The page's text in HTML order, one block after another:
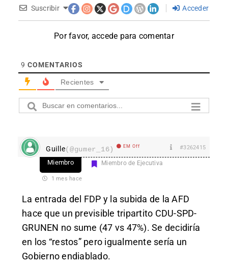
Suscribir Acceder
Por favor, accede para comentar
9 COMENTARIOS
Recientes
Guille(@gumer_16) EM Off #3262415
Miembro Miembro de Ejecutiva
1 mes hace
La entrada del FDP y la subida de la AFD
hace que un previsible tripartito CDU-SPD-
GRUNEN no sume (47 vs 47%). Se decidiría
en los “restos” pero igualmente sería un
Gobierno endiablado.